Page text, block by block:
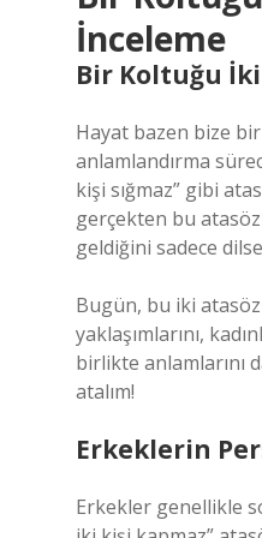
İnceleme
Bir Koltuğu
Hayat bazen bize
anlamlandırma
kişi sığmaz” gibi
gerçekten bu
geldiğini sadece
Bugün, bu iki
yaklaşımlarını,
birlikte anlamlarını
atalım!
Erkeklerin
Erkekler genellikle